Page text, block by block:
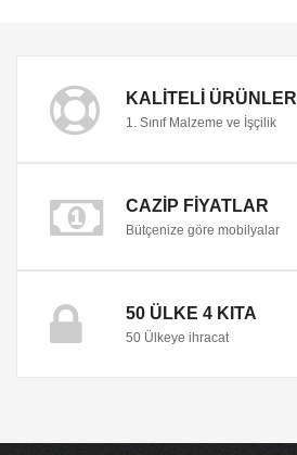
KALITELI ÜRÜNLER
1. Sınıf Malzeme ve İşçilik
CAZIP FIYATLAR
Bütçenize göre mobilyalar
50 ÜLKE 4 KITA
50 Ülkeye ihracat